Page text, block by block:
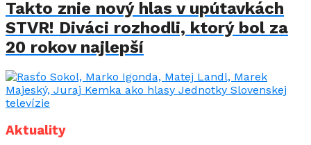
Takto znie nový hlas v upútavkách
STVR! Diváci rozhodli, ktorý bol za
20 rokov najlepší
Aktuality